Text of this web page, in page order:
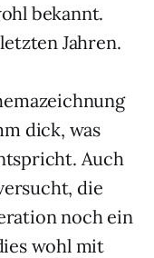
bekannt.
Jahren.
dick, was
Auch
die
noch ein
wohl mit